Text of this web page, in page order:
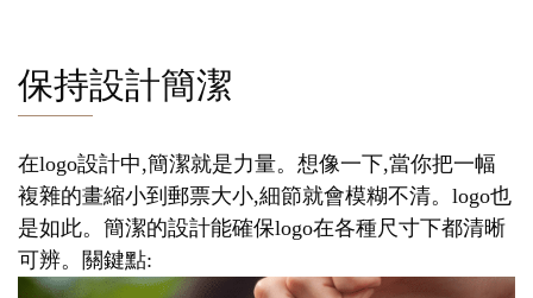
保持設計簡潔
在logo設計中,簡潔就是力量。想像一下,當你把一幅
複雜的畫縮小到郵票大小,細節就會模糊不清。logo也
是如此。簡潔的設計能確保logo在各種尺寸下都清晰
可辨。關鍵點: